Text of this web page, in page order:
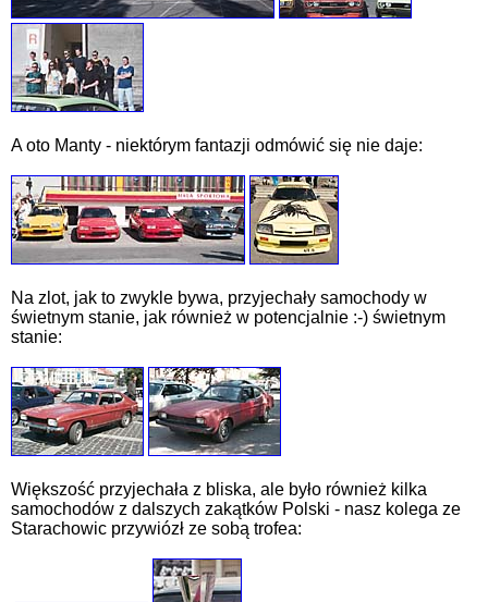
A oto Manty - niektórym fantazji odmówić się nie daje:
Na zlot, jak to zwykle bywa, przyjechały samochody w
świetnym stanie, jak również w potencjalnie :-) świetnym
stanie:
Większość przyjechała z bliska, ale było również kilka
samochodów z dalszych zakątków Polski - nasz kolega ze
Starachowic przywiózł ze sobą trofea: